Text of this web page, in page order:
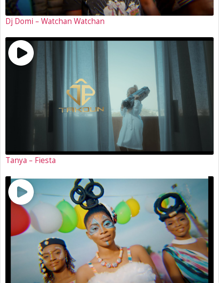
Dj Domi – Watchan Watchan
Tanya – Fiesta